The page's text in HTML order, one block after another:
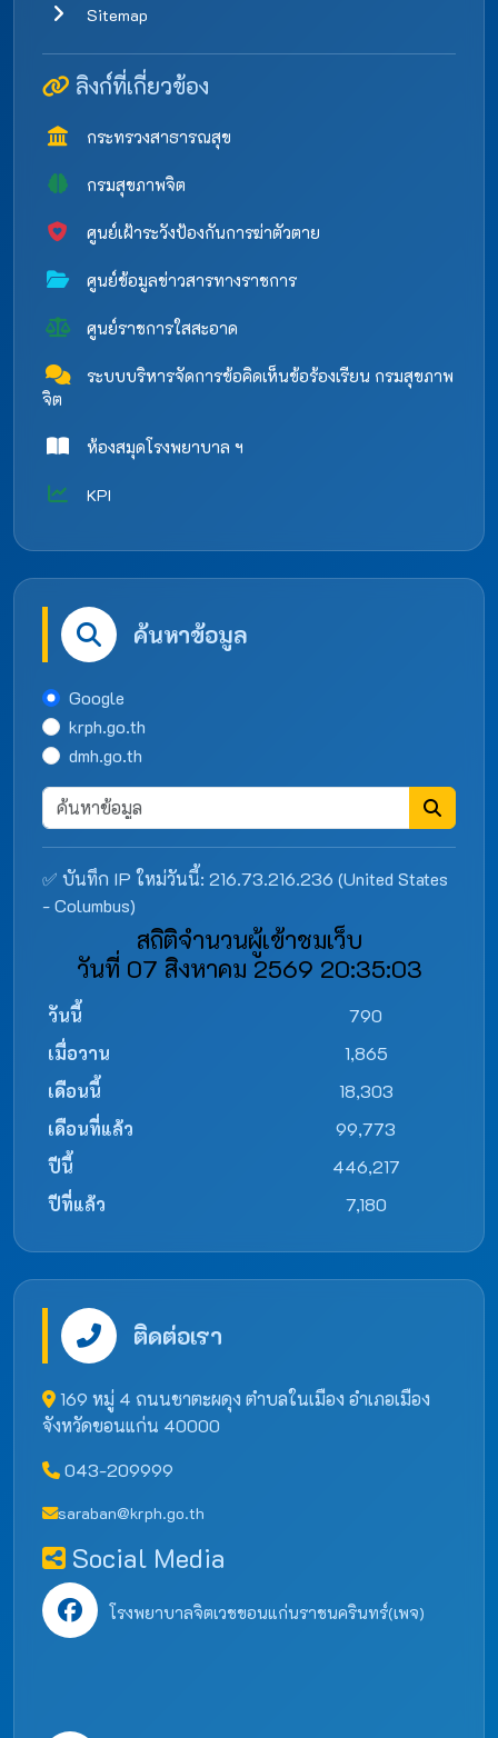
Sitemap
ลิงก์ที่เกี่ยวข้อง
กระทรวงสาธารณสุข
กรมสุขภาพจิต
ศูนย์เฝ้าระวังป้องกันการฆ่าตัวตาย
ศูนย์ข้อมูลข่าวสารทางราชการ
ศูนย์ราชการใสสะอาด
ระบบบริหารจัดการข้อคิดเห็นข้อร้องเรียน กรมสุขภาพ
จิต
ห้องสมุดโรงพยาบาล ฯ
KPI
ค้นหาข้อมูล
Google
krph.go.th
dmh.go.th
✅ บันทึก IP ใหม่วันนี้: 216.73.216.236 (United States
- Columbus)
สถิติจำนวนผู้เข้าชมเว็บ
วันที่ 07 สิงหาคม 2569 20:35:03
วันนี้
790
เมื่อวาน
1,865
เดือนนี้
18,303
เดือนที่แล้ว
99,773
ปีนี้
446,217
ปีที่แล้ว
7,180
ติดต่อเรา
169 หมู่ 4 ถนนชาตะผดุง ตำบลในเมือง อำเภอเมือง
จังหวัดขอนแก่น 40000
043-209999
saraban@krph.go.th
Social Media
โรงพยาบาลจิตเวชขอนแก่นราชนครินทร์(เพจ)